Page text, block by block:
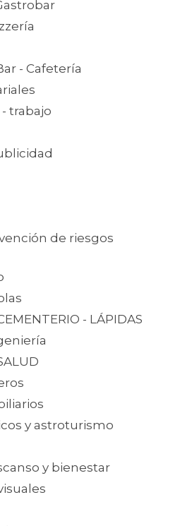
- Cafetería
trabajo
de riesgos
- LÁPIDAS
y astroturismo
y bienestar